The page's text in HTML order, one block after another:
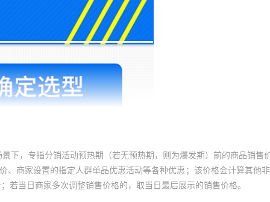
下，专指分销活动预热期（若无预热期，则为爆发期）前的商品销售
商家设置的指定人群单品优惠活动等各种优惠；该价格会计算其他
当日商家多次调整销售价格的，取当日最后展示的销售价格。